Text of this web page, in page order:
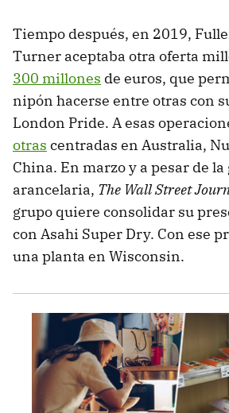
Tiempo después, en 2019,
Turner aceptaba otra oferta
300 millones de euros, que
nipón hacerse entre otras con
London Pride. A esas
otras centradas en Australia,
China. En marzo y a pesar de
arancelaria, The Wall Street
grupo quiere consolidar su
con Asahi Super Dry. Con ese
una planta en Wisconsin.